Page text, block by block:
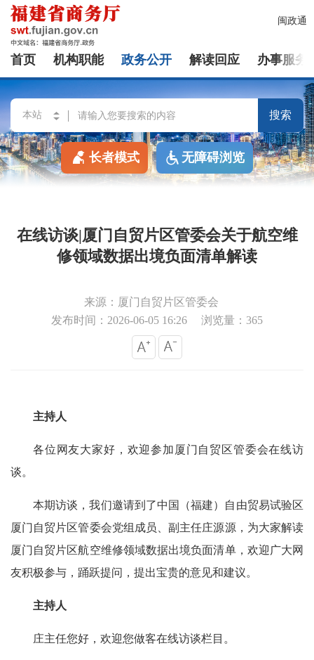
闽政通
首页 机构职能 政务公开 解读回应 办事服务
搜索
长者模式 无障碍浏览
在线访谈|厦门自贸片区管委会关于航空维
修领域数据出境负面清单解读
来源：厦门自贸片区管委会
发布时间：2026-06-05 16:26
浏览量：365
主持人
各位网友大家好，欢迎参加厦门自贸区管委会在线访
谈。
本期访谈，我们邀请到了中国（福建）自由贸易试验区
厦门自贸片区管委会党组成员、副主任庄源源，为大家解读
厦门自贸片区航空维修领域数据出境负面清单，欢迎广大网
友积极参与，踊跃提问，提出宝贵的意见和建议。
主持人
庄主任您好，欢迎您做客在线访谈栏目。